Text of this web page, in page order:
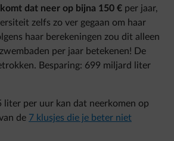
dat neer op bijna 150 € per jaar,
zelfs zo ver gegaan om haar
haar berekeningen zou dit alleen
per jaar betekenen! De
Besparing: 699 miljard liter
liter per uur kan dat neerkomen op
de 7 klusjes die je beter niet